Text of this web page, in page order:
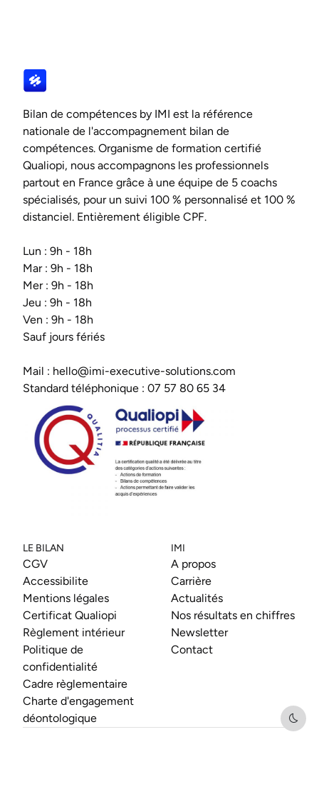
Bilan de compétences by IMI est la référence
nationale de l'accompagnement bilan de
compétences. Organisme de formation certifié
Qualiopi, nous accompagnons les professionnels
partout en France grâce à une équipe de 5 coachs
spécialisés, pour un suivi 100 % personnalisé et 100 %
distanciel. Entièrement éligible CPF.
Lun : 9h - 18h
Mar : 9h - 18h
Mer : 9h - 18h
Jeu : 9h - 18h
Ven : 9h - 18h
Sauf jours fériés
Mail : hello@imi-executive-solutions.com
Standard téléphonique : 07 57 80 65 34
LE BILAN
CGV
Accessibilite
Mentions légales
Certificat Qualiopi
Règlement intérieur
Politique de
confidentialité
Cadre règlementaire
Charte d'engagement
déontologique
IMI
A propos
Carrière
Actualités
Nos résultats en chiffres
Newsletter
Contact
Dark